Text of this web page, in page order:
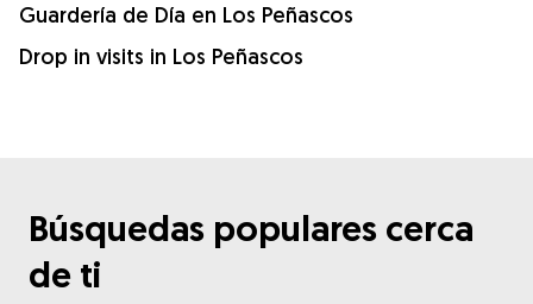
Guardería de Día en Los Peñascos
Drop in visits in Los Peñascos
Búsquedas populares cerca
de ti